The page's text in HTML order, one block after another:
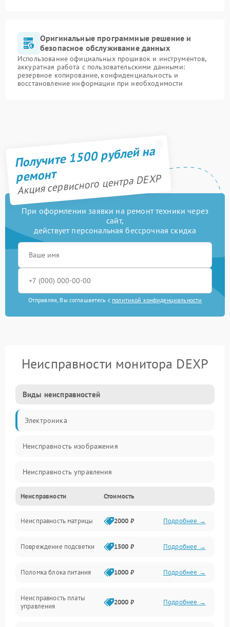
Оригинальные программные решение и
безопасное обслуживание данных
Использование официальных прошивок и инструментов,
аккуратная работа с пользовательскими данными:
резервное копирование, конфиденциальность и
восстановление информации при необходимости
Получите 1500 рублей на
ремонт
Акция сервисного центра DEXP
При оформлении заявки на ремонт техники через
сайт,
действует персональная бессрочная скидка
Отправляя, Вы соглашаетесь с политикой конфиденциальности
Неисправности монитора DEXP
Виды неисправностей
Электроника
Неисправность изображения
Неисправность управления
Неисправность интерфейсов
Прочие неисправности
Неисправность звука
Механические повреждения
Неисправности Стоимость
Неисправность матрицы 2000 ₽ Подробнее →
Повреждение подсветки 1500 ₽ Подробнее →
Поломка блока питания 1000 ₽ Подробнее →
Неисправность платы
управления
2000 ₽ Подробнее →